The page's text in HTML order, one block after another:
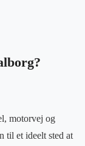
motorvej og
til et ideelt sted at